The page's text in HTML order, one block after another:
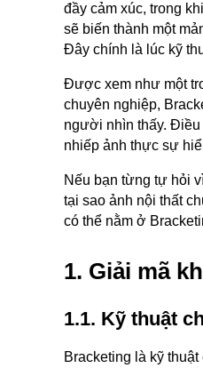
đầy cảm xúc, trong
sẽ biến thành một
Đây chính là lúc kỹ
Được xem như một
chuyên nghiệp,
người nhìn thấy.
nhiếp ảnh thực sự
Nếu bạn từng tự hỏi
tại sao ảnh nội thất
có thể nằm ở
1. Giải mã
1.1. Kỹ thuật
Bracketing là kỹ